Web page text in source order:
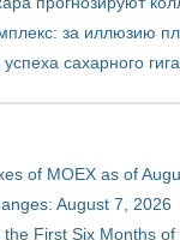
за иллюзию
сахарного
of MOEX as of
August 7, 2026
First Six Months of